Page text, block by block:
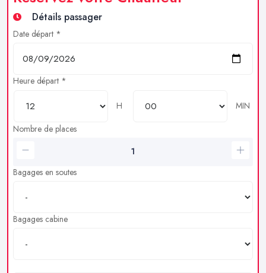
Détails passager
Date départ *
Heure départ *
H
MIN
Nombre de places
Bagages en soutes
Bagages cabine